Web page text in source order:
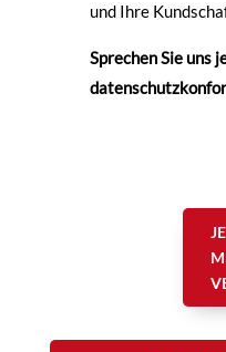
und Ihre
Sprechen Sie uns